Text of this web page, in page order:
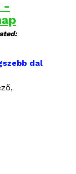
-
dal